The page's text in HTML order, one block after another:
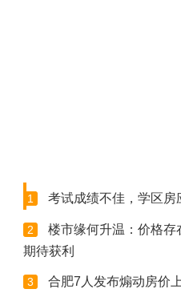
1 考试成绩不佳，学区房
2
楼市缘何升温：价格存
期待获利
3
合肥7人发布煽动房价